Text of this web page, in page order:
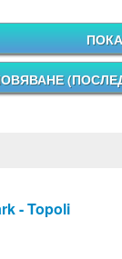
(
- Topoli